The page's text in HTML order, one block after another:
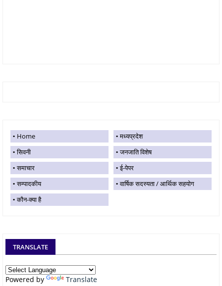
Home
मध्यप्रदेश
सिवनी
जनजाति विशेष
समाचार
ई-पेपर
सम्पादकीय
वार्षिक सदस्यता / आर्थिक सहयोग
कौन-क्या है
TRANSLATE
Powered by Translate